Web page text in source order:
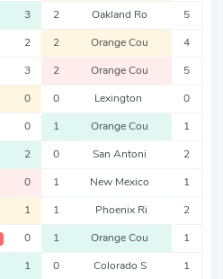
3 2 Oakland Ro 5
2 2 Orange Cou 4
3 2 Orange Cou 5
0 0 Lexington 0
0 1 Orange Cou 1
2 0 San Antoni 2
0 1 New Mexico 1
1 1 Phoenix Ri 2
0 1 Orange Cou 1
1 0 Colorado S 1